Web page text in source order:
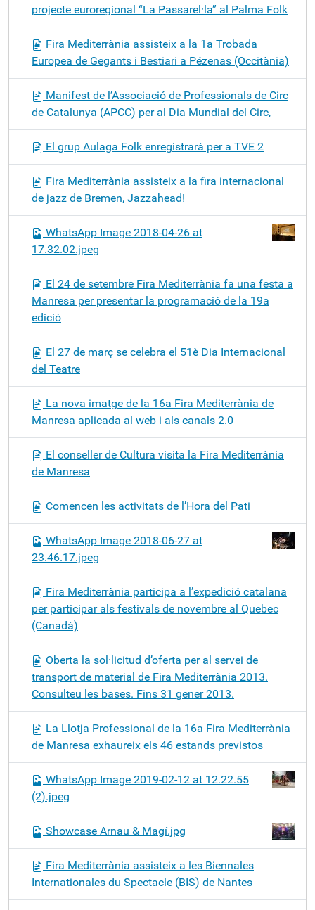
projecte euroregional “La Passarel·la” al Palma Folk
Fira Mediterrània assisteix a la 1a Trobada
Europea de Gegants i Bestiari a Pézenas (Occitània)
Manifest de l’Associació de Professionals de Circ
de Catalunya (APCC) per al Dia Mundial del Circ,
El grup Aulaga Folk enregistrarà per a TVE 2
Fira Mediterrània assisteix a la fira internacional
de jazz de Bremen, Jazzahead!
WhatsApp Image 2018-04-26 at
17.32.02.jpeg
El 24 de setembre Fira Mediterrània fa una festa a
Manresa per presentar la programació de la 19a
edició
El 27 de març se celebra el 51è Dia Internacional
del Teatre
La nova imatge de la 16a Fira Mediterrània de
Manresa aplicada al web i als canals 2.0
El conseller de Cultura visita la Fira Mediterrània
de Manresa
Comencen les activitats de l’Hora del Pati
WhatsApp Image 2018-06-27 at
23.46.17.jpeg
Fira Mediterrània participa a l’expedició catalana
per participar als festivals de novembre al Quebec
(Canadà)
Oberta la sol·licitud d’oferta per al servei de
transport de material de Fira Mediterrània 2013.
Consulteu les bases. Fins 31 gener 2013.
La Llotja Professional de la 16a Fira Mediterrània
de Manresa exhaureix els 46 estands previstos
WhatsApp Image 2019-02-12 at 12.22.55
(2).jpeg
Showcase Arnau & Magí.jpg
Fira Mediterrània assisteix a les Biennales
Internationales du Spectacle (BIS) de Nantes